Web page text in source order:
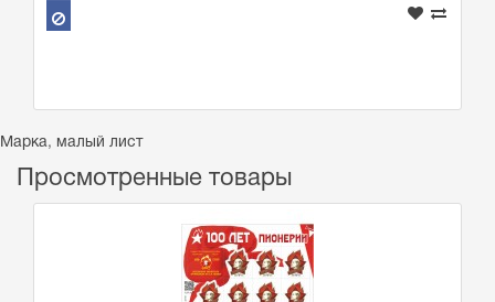
Марка, малый лист
Просмотренные товары